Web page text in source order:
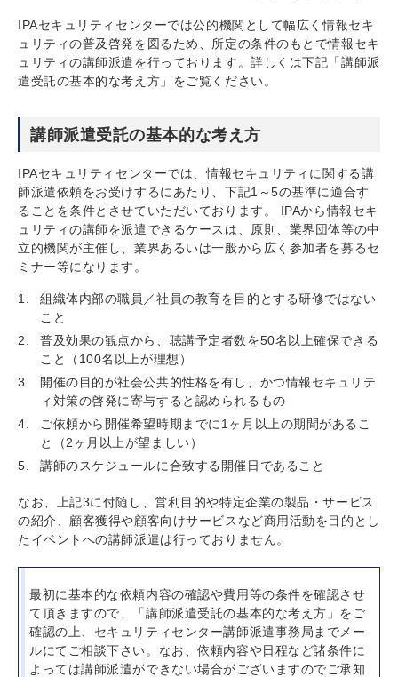
IPAセキュリティセンターでは公的機関として幅広く情報セキ
ュリティの普及啓発を図るため、所定の条件のもとで情報セキ
ュリティの講師派遣を行っております。詳しくは下記「講師派
遣受託の基本的な考え方」をご覧ください。
講師派遣受託の基本的な考え方
IPAセキュリティセンターでは、情報セキュリティに関する講
師派遣依頼をお受けするにあたり、下記1～5の基準に適合す
ることを条件とさせていただいております。 IPAから情報セキ
ュリティの講師を派遣できるケースは、原則、業界団体等の中
立的機関が主催し、業界あるいは一般から広く参加者を募るセ
ミナー等になります。
組織体内部の職員／社員の教育を目的とする研修ではない
こと
普及効果の観点から、聴講予定者数を50名以上確保できる
こと（100名以上が理想）
開催の目的が社会公共的性格を有し、かつ情報セキュリテ
ィ対策の啓発に寄与すると認められるもの
ご依頼から開催希望時期までに1ヶ月以上の期間があるこ
と（2ヶ月以上が望ましい）
講師のスケジュールに合致する開催日であること
なお、上記3に付随し、営利目的や特定企業の製品・サービス
の紹介、顧客獲得や顧客向けサービスなど商用活動を目的とし
たイベントへの講師派遣は行っておりません。
最初に基本的な依頼内容の確認や費用等の条件を確認させ
て頂きますので、「講師派遣受託の基本的な考え方」をご
確認の上、セキュリティセンター講師派遣事務局までメー
ルにてご相談下さい。なお、依頼内容や日程など諸条件に
よっては講師派遣ができない場合がございますのでご承知